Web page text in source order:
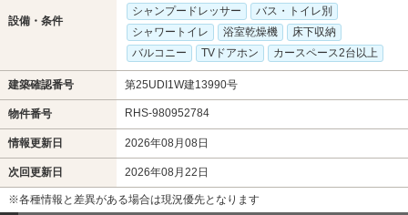
設備・条件
シャンプードレッサー
バス・トイレ別
シャワートイレ
浴室乾燥機
床下収納
バルコニー
TVドアホン カースペース2台以上
建築確認番号 第25UDI1W建13990号
物件番号 RHS-980952784
情報更新日 2026年08月08日
次回更新日 2026年08月22日
※各種情報と差異がある場合は現況優先となります